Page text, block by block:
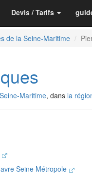
Devis / Tarifs
de la Seine-Maritime
Maritime, dans la
Seine Métropole